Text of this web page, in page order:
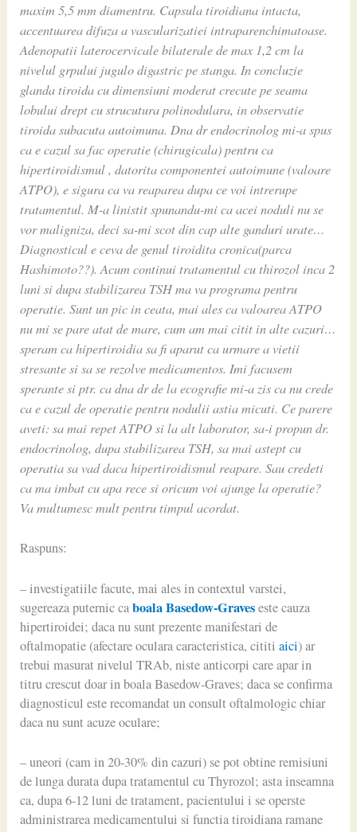
maxim 5,5 mm diamentru. Capsula tiroidiana intacta,
accentuarea difuza a vascularizatiei intraparenchimatoase.
Adenopatii laterocervicale bilaterale de max 1,2 cm la
nivelul grpului jugulo digastric pe stanga. In concluzie
glanda tiroida cu dimensiuni moderat crecute pe seama
lobului drept cu strucutura polinodulara, in observatie
tiroida subacuta autoimuna. Dna dr endocrinolog mi-a spus
ca e cazul sa fac operatie (chirugicala) pentru ca
hipertiroidismul , datorita componentei autoimune (valoare
ATPO), e sigura ca va reaparea dupa ce voi intrerupe
tratamentul. M-a linistit spunandu-mi ca acei noduli nu se
vor maligniza, deci sa-mi scot din cap alte ganduri urate…
Diagnosticul e ceva de genul tiroidita cronica(parca
Hashimoto??). Acum continui tratamentul cu thirozol inca 2
luni si dupa stabilizarea TSH ma va programa pentru
operatie. Sunt un pic in ceata, mai ales ca valoarea ATPO
nu mi se pare atat de mare, cum am mai citit in alte cazuri…
speram ca hipertiroidia sa fi aparut ca urmare a vietii
stresante si sa se rezolve medicamentos. Imi facusem
sperante si ptr. ca dna dr de la ecografie mi-a zis ca nu crede
ca e cazul de operatie pentru nodulii astia micuti. Ce parere
aveti: sa mai repet ATPO si la alt laborator, sa-i propun dr.
endocrinolog, dupa stabilizarea TSH, sa mai astept cu
operatia sa vad daca hipertiroidismul reapare. Sau credeti
ca ma imbat cu apa rece si oricum voi ajunge la operatie?
Va multumesc mult pentru timpul acordat.
Raspuns:
– investigatiile facute, mai ales in contextul varstei,
sugereaza puternic caboala Basedow-Graveseste cauza
hipertiroidei; daca nu sunt prezente manifestari de
oftalmopatie (afectare oculara caracteristica, cititiaici) ar
trebui masurat nivelul TRAb, niste anticorpi care apar in
titru crescut doar in boala Basedow-Graves; daca se confirma
diagnosticul este recomandat un consult oftalmologic chiar
daca nu sunt acuze oculare;
– uneori (cam in 20-30% din cazuri) se pot obtine remisiuni
de lunga durata dupa tratamentul cu Thyrozol; asta inseamna
ca, dupa 6-12 luni de tratament, pacientului i se operste
administrarea medicamentului si functia tiroidiana ramane